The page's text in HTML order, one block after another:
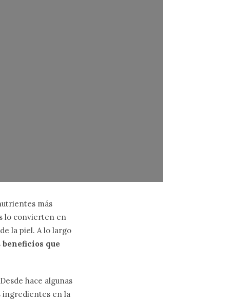
más
lo convierten en
la piel. A lo largo
beneficios que
hace algunas
ingredientes en la